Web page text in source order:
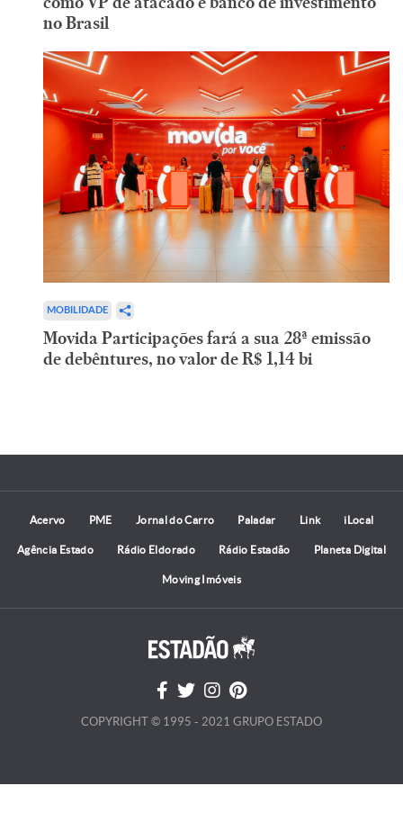
no Brasil
MOBILIDADE
Movida Participações fará a sua 28ª emissão
de debêntures, no valor de R$ 1,14 bi
Acervo PME Jornal do Carro Paladar Link iLocal
Agência Estado Rádio Eldorado Rádio Estadão Planeta Digital
Moving Imóveis
COPYRIGHT © 1995 - 2021 GRUPO ESTADO